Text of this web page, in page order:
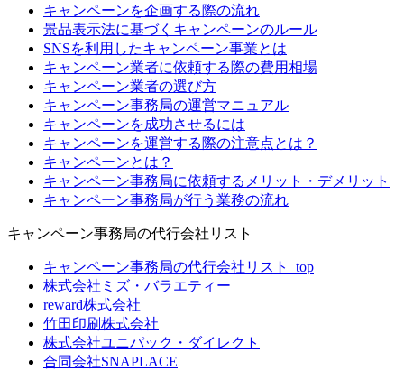
キャンペーンを企画する際の流れ
景品表示法に基づくキャンペーンのルール
SNSを利用したキャンペーン事業とは
キャンペーン業者に依頼する際の費用相場
キャンペーン業者の選び方
キャンペーン事務局の運営マニュアル
キャンペーンを成功させるには
キャンペーンを運営する際の注意点とは？
キャンペーンとは？
キャンペーン事務局に依頼するメリット・デメリット
キャンペーン事務局が行う業務の流れ
キャンペーン事務局の代行会社リスト
キャンペーン事務局の代行会社リスト_top
株式会社ミズ・バラエティー
reward株式会社
竹田印刷株式会社
株式会社ユニパック・ダイレクト
合同会社SNAPLACE